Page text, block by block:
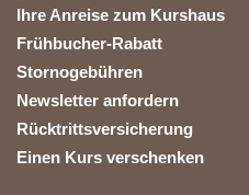
Ihre Anreise zum Kurshaus
Frühbucher-Rabatt
Stornogebühren
Newsletter anfordern
Rücktrittsversicherung
Einen Kurs verschenken